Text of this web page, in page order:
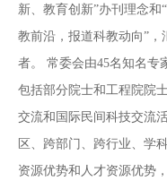
新、教育创新”办刊理念
教前沿，报道科教动向”
者。 常委会由45名知名专
包括部分院士和工程院院
交流和国际民间科技交流
区、跨部门、跨行业、学
资源优势和人才资源优势